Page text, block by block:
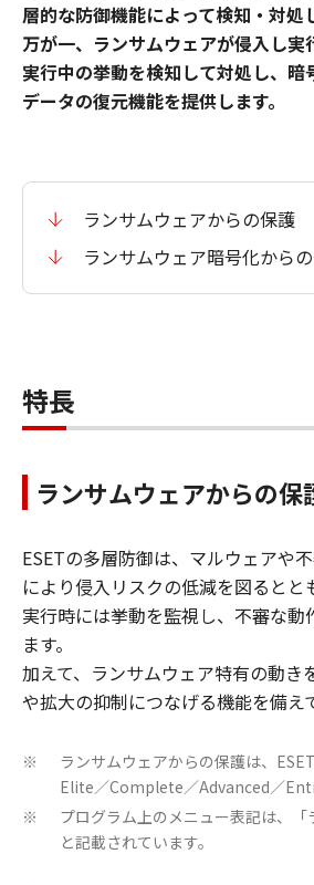
層的な防御機能によって検知・対処
万が一、ランサムウェアが侵入し実
実行中の挙動を検知して対処し、暗
データの復元機能を提供します。
ランサムウェアからの保護
ランサムウェア暗号化から
特長
ランサムウェアからの保
ESETの多層防御は、マルウェアや
により侵入リスクの低減を図るとと
実行時には挙動を監視し、不審な動
ます。
加えて、ランサムウェア特有の動き
や拡大の抑制につなげる機能を備え
※
ランサムウェアからの保護は、
Elite／Complete／Advanced／
※
プログラム上のメニュー表記は、「
と記載されています。